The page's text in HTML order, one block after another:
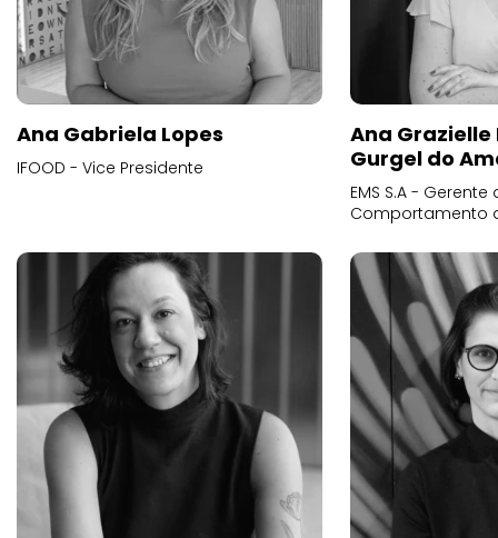
Ana Gabriela Lopes
IFOOD - Vice Presidente
Ana
Gurgel do
EMS S.A -
Comportamento